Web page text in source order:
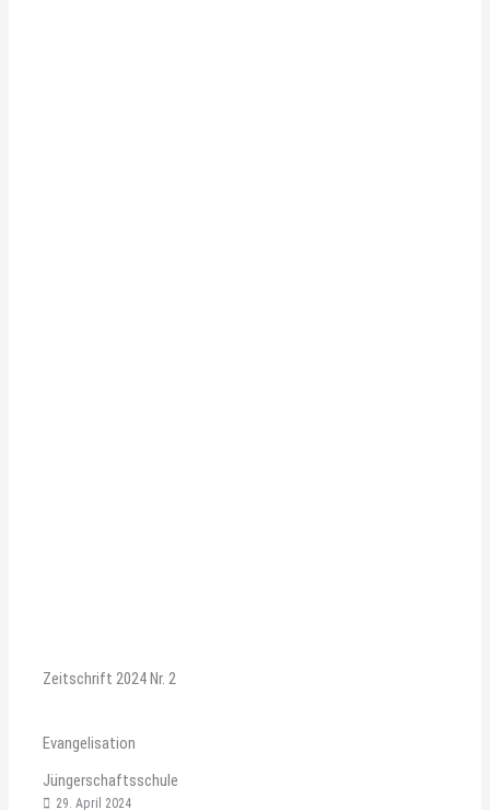
Zeitschrift 2024 Nr. 2
Evangelisation
Jüngerschaftsschule
29. April 2024